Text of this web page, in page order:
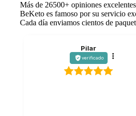
Descubre nuestros aceites MCT·Ver
Más de 26500+ opiniones excelentes
BeKeto es famoso por su servicio
Cada día enviamos cientos de
Pilar
verificado